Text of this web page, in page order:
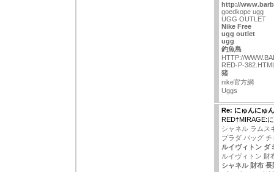
http://
goedkope ugg
UGG OUTLET
Nike Free
ugg outlet
ugg
釣魚島
HTTP://
RED-P-
猪
nike官方網
Uggs
Re: にゅんにゅ
RED†MIRAGE:
シャネル ラムス
プラダ バッグ チ
ルイヴィトン ダ
ルイヴィトン 財
シャネル 財布